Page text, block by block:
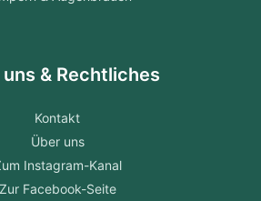
& Rechtliches
Kontakt
Über uns
Instagram-Kanal
Zur Facebook-Seite